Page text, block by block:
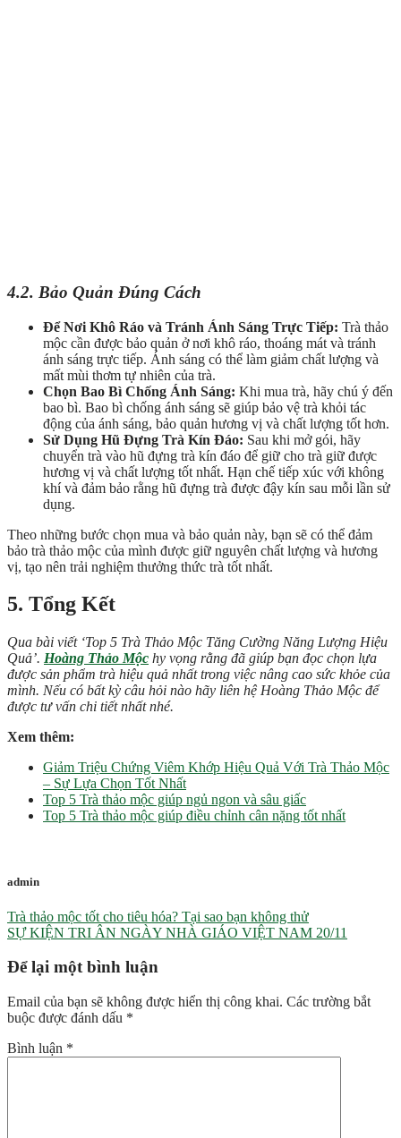
4.2. Bảo Quản Đúng Cách
Để Nơi Khô Ráo và Tránh Ánh Sáng Trực Tiếp: Trà thảo
mộc cần được bảo quản ở nơi khô ráo, thoáng mát và tránh
ánh sáng trực tiếp. Ánh sáng có thể làm giảm chất lượng và
mất mùi thơm tự nhiên của trà.
Chọn Bao Bì Chống Ánh Sáng: Khi mua trà, hãy chú ý đến
bao bì. Bao bì chống ánh sáng sẽ giúp bảo vệ trà khỏi tác
động của ánh sáng, bảo quản hương vị và chất lượng tốt hơn.
Sử Dụng Hũ Đựng Trà Kín Đáo: Sau khi mở gói, hãy
chuyển trà vào hũ đựng trà kín đáo để giữ cho trà giữ được
hương vị và chất lượng tốt nhất. Hạn chế tiếp xúc với không
khí và đảm bảo rằng hũ đựng trà được đậy kín sau mỗi lần sử
dụng.
Theo những bước chọn mua và bảo quản này, bạn sẽ có thể đảm
bảo trà thảo mộc của mình được giữ nguyên chất lượng và hương
vị, tạo nên trải nghiệm thưởng thức trà tốt nhất.
5. Tổng Kết
Qua bài viết ‘Top 5 Trà Thảo Mộc Tăng Cường Năng Lượng Hiệu
Quả’. Hoàng Thảo Mộc hy vọng rằng đã giúp bạn đọc chọn lựa
được sản phẩm trà hiệu quả nhất trong việc nâng cao sức khỏe của
mình. Nếu có bất kỳ câu hỏi nào hãy liên hệ Hoàng Thảo Mộc để
được tư vấn chi tiết nhất nhé.
Xem thêm:
Giảm Triệu Chứng Viêm Khớp Hiệu Quả Với Trà Thảo Mộc
– Sự Lựa Chọn Tốt Nhất
Top 5 Trà thảo mộc giúp ngủ ngon và sâu giấc
Top 5 Trà thảo mộc giúp điều chỉnh cân nặng tốt nhất
admin
Trà thảo mộc tốt cho tiêu hóa? Tại sao bạn không thử
SỰ KIỆN TRI ÂN NGÀY NHÀ GIÁO VIỆT NAM 20/11
Để lại một bình luận
Email của bạn sẽ không được hiển thị công khai. Các trường bắt
buộc được đánh dấu *
Bình luận *